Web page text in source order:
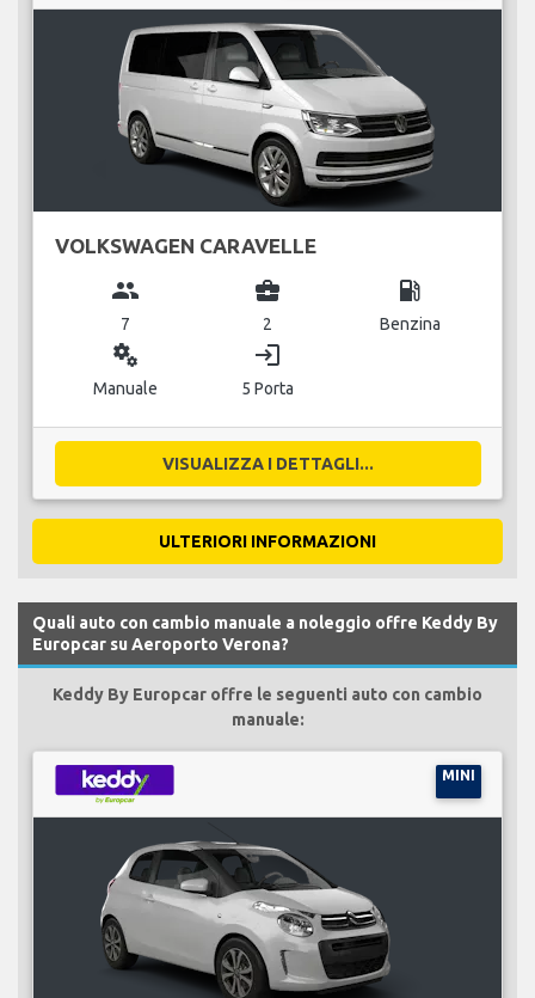
VOLKSWAGEN CARAVELLE
group
7
business_center
2
local_gas_station
Benzina
miscellaneous_services
Manuale
login
5 Porta
VISUALIZZA I DETTAGLI...
ULTERIORI INFORMAZIONI
Quali auto con cambio manuale a noleggio offre Keddy By
Europcar su Aeroporto Verona?
Keddy By Europcar offre le seguenti auto con cambio
manuale:
MINI